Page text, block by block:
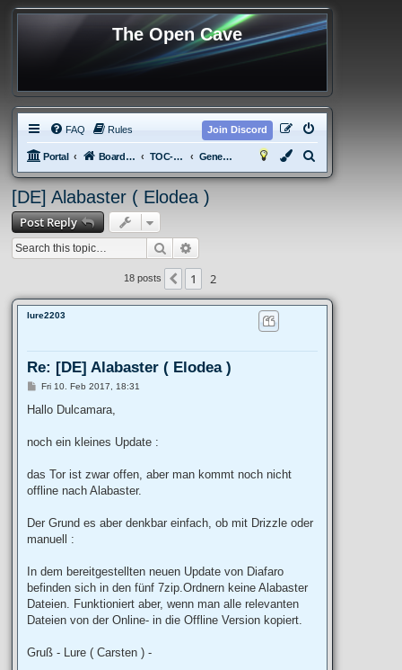
The Open Cave
FAQ Rules Join Discord
Portal Board index TOC-tPotS General Discussion
e
[DE] Alabaster ( Elodea )
Post Reply
Search
18 posts Previous
1 2
lure2203
Re: [DE] Alabaster ( Elodea )
P
s
Fri 10. Feb 2017, 18:31
Hallo Dulcamara,
noch ein kleines Update :
das Tor ist zwar offen, aber man kommt noch nicht
offline nach Alabaster.
Der Grund es aber denkbar einfach, ob mit Drizzle oder
manuell :
In dem bereitgestellten neuen Update von Diafaro
befinden sich in den fünf 7zip.Ordnern keine Alabaster
Dateien. Funktioniert aber, wenn man alle relevanten
Dateien von der Online- in die Offline Version kopiert.
Gruß - Lure ( Carsten ) -